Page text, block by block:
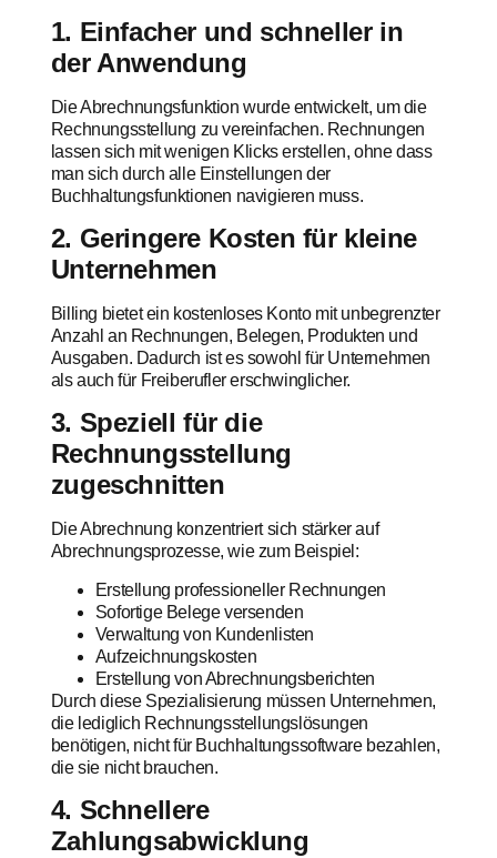
1. Einfacher und schneller in
der Anwendung
Die Abrechnungsfunktion wurde entwickelt, um die
Rechnungsstellung zu vereinfachen. Rechnungen
lassen sich mit wenigen Klicks erstellen, ohne dass
man sich durch alle Einstellungen der
Buchhaltungsfunktionen navigieren muss.
2. Geringere Kosten für kleine
Unternehmen
Billing bietet ein kostenloses Konto mit unbegrenzter
Anzahl an Rechnungen, Belegen, Produkten und
Ausgaben. Dadurch ist es sowohl für Unternehmen
als auch für Freiberufler erschwinglicher.
3. Speziell für die
Rechnungsstellung
zugeschnitten
Die Abrechnung konzentriert sich stärker auf
Abrechnungsprozesse, wie zum Beispiel:
Erstellung professioneller Rechnungen
Sofortige Belege versenden
Verwaltung von Kundenlisten
Aufzeichnungskosten
Erstellung von Abrechnungsberichten
Durch diese Spezialisierung müssen Unternehmen,
die lediglich Rechnungsstellungslösungen
benötigen, nicht für Buchhaltungssoftware bezahlen,
die sie nicht brauchen.
4. Schnellere
Zahlungsabwicklung